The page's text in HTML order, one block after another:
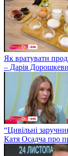
Як вратувати
– Дарія
“Цивільні
Катя Осадча про